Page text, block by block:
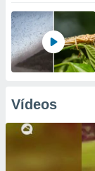
Vídeos